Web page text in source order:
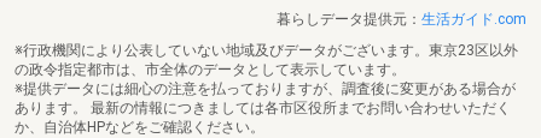
暮らしデータ提供元： 生活ガイド.com
※行政機関により公表していない地域及びデータがございます。東京23区以外
の政令指定都市は、市全体のデータとして表示しています。
※提供データには細心の注意を払っておりますが、調査後に変更がある場合が
あります。 最新の情報につきましては各市区役所までお問い合わせいただく
か、自治体HPなどをご確認ください。